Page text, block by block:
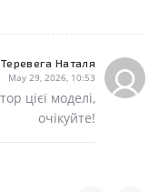
Теревега Наталя
May 29, 2026, 10:53
цієї моделі,
очікуйте!